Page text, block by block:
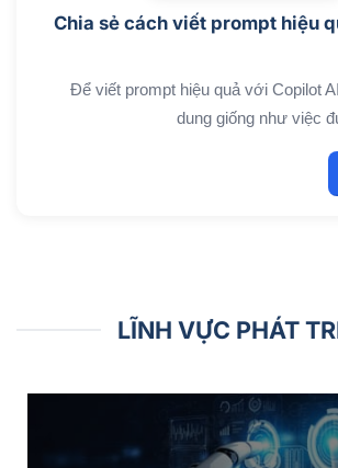
Chia sẻ cách viết prompt hiệu
Để viết prompt hiệu quả với Copilot
dung giống như việc
LĨNH VỰC PHÁT